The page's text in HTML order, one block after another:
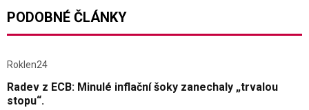
PODOBNÉ ČLÁNKY
Roklen24
Radev z ECB: Minulé inflační šoky zanechaly „trvalou
stopu“.